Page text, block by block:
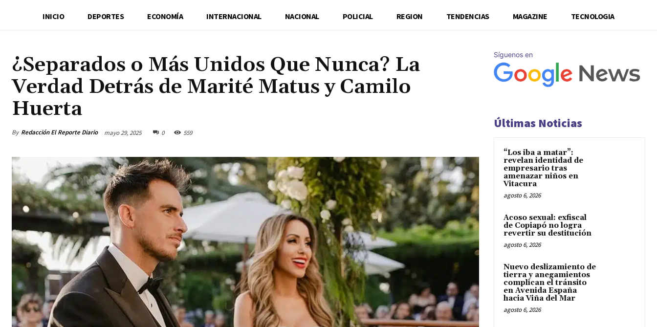
INICIO DEPORTES ECONOMÍA INTERNACIONAL NACIONAL POLICIAL REGION TENDENCIAS MAGAZINE TECNOLOGIA
¿Separados o Más Unidos Que Nunca? La
Verdad Detrás de Marité Matus y Camilo
Huerta
By Redacción El Reporte Diario mayo 29, 2025 0 559
Síguenos en
Últimas Noticias
“Los iba a matar”:
revelan identidad de
empresario tras
amenazar niños en
Vitacura
agosto 6, 2026
Acoso sexual: exfiscal
de Copiapó no logra
revertir su destitución
agosto 6, 2026
Nuevo deslizamiento de
tierra y anegamientos
complican el tránsito
en Avenida España
hacia Viña del Mar
agosto 6, 2026